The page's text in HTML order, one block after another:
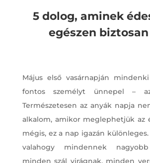
5 dolog, aminek
egészen
Május első vasárnapján
fontos személyt ünnepel –
Természetesen az anyák napja
alkalom, amikor meglephetjük az
mégis, ez a nap igazán
valahogy mindennek
minden szál virágnak, minden